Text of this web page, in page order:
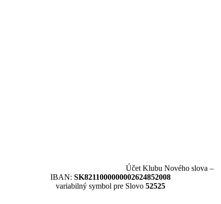
Účet Klubu Nového slova –
IBAN: SK8211000000002624852008
variabilný symbol pre Slovo 52525